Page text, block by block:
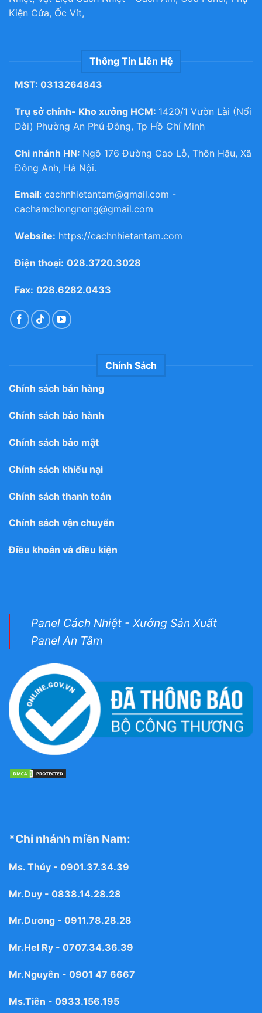
Kiện Cửa, Ốc Vít,
Thông Tin Liên Hệ
MST: 0313264843
Trụ sở chính- Kho xưởng HCM: 1420/1 Vườn Lài (Nối
Dài) Phường An Phú Đông, Tp Hồ Chí Minh
Chi nhánh HN: Ngõ 176 Đường Cao Lỗ, Thôn Hậu, Xã
Đông Anh, Hà Nội.
Email: cachnhietantam@gmail.com -
cachamchongnong@gmail.com
Website: https://cachnhietantam.com
Điện thoại: 028.3720.3028
Fax: 028.6282.0433
Chính Sách
Chính sách bán hàng
Chính sách bảo hành
Chính sách bảo mật
Chính sách khiếu nại
Chính sách thanh toán
Chính sách vận chuyển
Điều khoản và điều kiện
Panel Cách Nhiệt - Xưởng Sản Xuất
Panel An Tâm
*Chi nhánh miền Nam:
Ms. Thủy - 0901.37.34.39
Mr.Duy - 0838.14.28.28
Mr.Dương - 0911.78.28.28
Mr.Hel Ry - 0707.34.36.39
Mr.Nguyên - 0901 47 6667
Ms.Tiên - 0933.156.195